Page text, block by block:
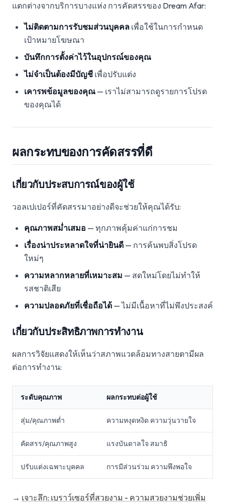
แตกต่างจากบริการบางแห่ง การคัดสรรของ Dream Afar:
ไม่ติดตามการรับชมส่วนบุคคล เพื่อใช้ในการกำหนด
เป้าหมายโฆษณา
บันทึกการตั้งค่าไว้ในอุปกรณ์ของคุณ
ไม่จำเป็นต้องมีบัญชี เพื่อปรับแต่ง
เคารพข้อมูลของคุณ — เราไม่สามารถดูรายการโปรด
ของคุณได้
ผลกระทบของการคัดสรรที่ดี
เกี่ยวกับประสบการณ์ของผู้ใช้
วอลเปเปอร์ที่คัดสรรมาอย่างดีจะช่วยให้คุณได้รับ:
คุณภาพสม่ำเสมอ — ทุกภาพคุ้มค่าแก่การชม
เรื่องน่าประหลาดใจที่น่ายินดี — การค้นพบสิ่งโปรด
ใหม่ๆ
ความหลากหลายที่เหมาะสม — สดใหม่โดยไม่ทำให้
รสชาติเสีย
ความปลอดภัยที่เชื่อถือได้ — ไม่มีเนื้อหาที่ไม่พึงประสงค์
เกี่ยวกับประสิทธิภาพการทำงาน
ผลการวิจัยแสดงให้เห็นว่าสภาพแวดล้อมทางสายตามีผล
ต่อการทำงาน:
ระดับคุณภาพ ผลกระทบต่อผู้ใช้
สุ่ม/คุณภาพต่ำ ความหงุดหงิด ความวุ่นวายใจ
คัดสรร/คุณภาพสูง แรงบันดาลใจ สมาธิ
ปรับแต่งเฉพาะบุคคล การมีส่วนร่วม ความพึงพอใจ
→ เจาะลึก: เบราว์เซอร์ที่สวยงาม - ความสวยงามช่วยเพิ่ม